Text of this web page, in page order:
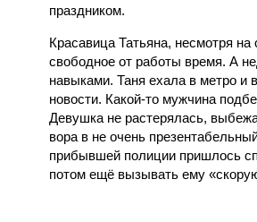
праздником.
Красавица Татьяна, несмотря
свободное от работы время. А
навыками. Таня ехала в метро и
новости. Какой-то мужчина
Девушка не растерялась,
вора в не очень
прибывшей полиции пришлось
потом ещё вызывать ему